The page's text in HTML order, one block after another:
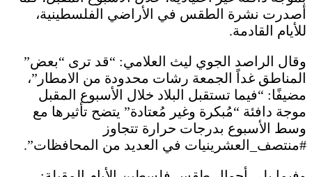
أصدرت نشرة الطقس في الأراضي الفلسطينية،
للأيام القادمة.
وقال الراصد الجوي ليث العلامي: “قد ترى “بعض”
المناطق غداً الجمعة رشات محدودة من الامطار”،
مضيفًا: “فيما تستقبل البلاد خلال الأسبوع المقبل
موجة دافئة “مُبكرة وغير مُعتادة” يتضح تأثيرها مع
وسط الأسبوع بدرجات حرارة تتجاوز
#منتصف_العشرينيات في العديد من المحافظات”.